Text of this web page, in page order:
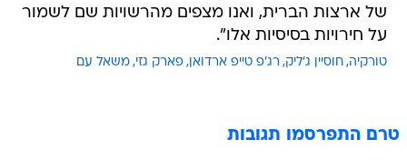
של ארצות הברית, ואנו מצפים מהרשויות שם לשמור
על חירויות בסיסיות אלו".
טורקיה חוסיין ג'ליק רג'פ טייפ ארדואן פארק גזי משאל עם
טרם התפרסמו תגובות